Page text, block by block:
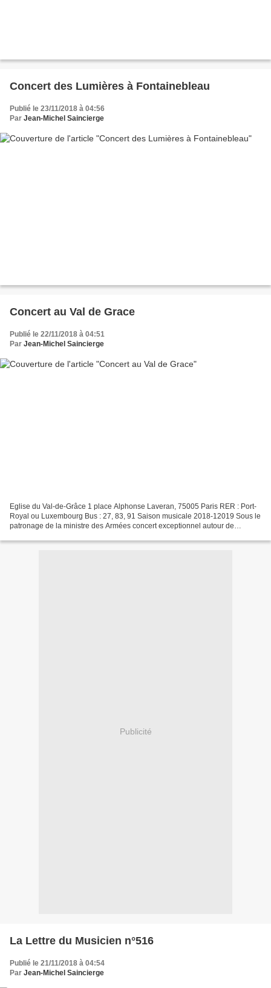
Concert des Lumières à Fontainebleau
Publié le 23/11/2018 à 04:56
Par Jean-Michel Saincierge
Concert au Val de Grace
Publié le 22/11/2018 à 04:51
Par Jean-Michel Saincierge
Eglise du Val-de-Grâce 1 place Alphonse Laveran, 75005 Paris RER : Port-
Royal ou Luxembourg Bus : 27, 83, 91 Saison musicale 2018-12019 Sous le
patronage de la ministre des Armées concert exceptionnel autour de
Publicité
La Lettre du Musicien n°516
Publié le 21/11/2018 à 04:54
Par Jean-Michel Saincierge